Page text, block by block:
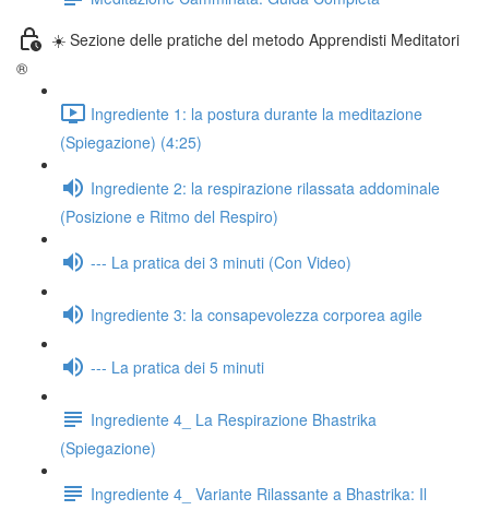
☀️ Sezione delle pratiche del metodo Apprendisti Meditatori
®
Ingrediente 1: la postura durante la meditazione
(Spiegazione) (4:25)
Ingrediente 2: la respirazione rilassata addominale
(Posizione e Ritmo del Respiro)
--- La pratica dei 3 minuti (Con Video)
Ingrediente 3: la consapevolezza corporea agile
--- La pratica dei 5 minuti
Ingrediente 4_ La Respirazione Bhastrika
(Spiegazione)
Ingrediente 4_ Variante Rilassante a Bhastrika: Il